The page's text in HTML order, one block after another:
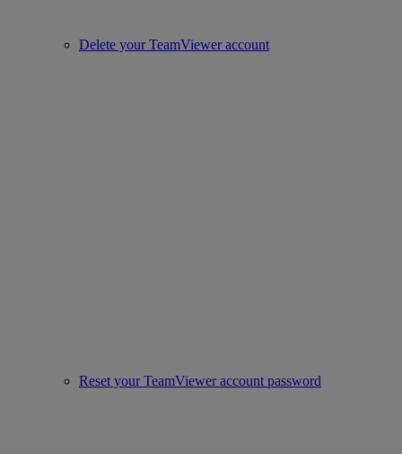
Delete your TeamViewer account
Reset your TeamViewer account password